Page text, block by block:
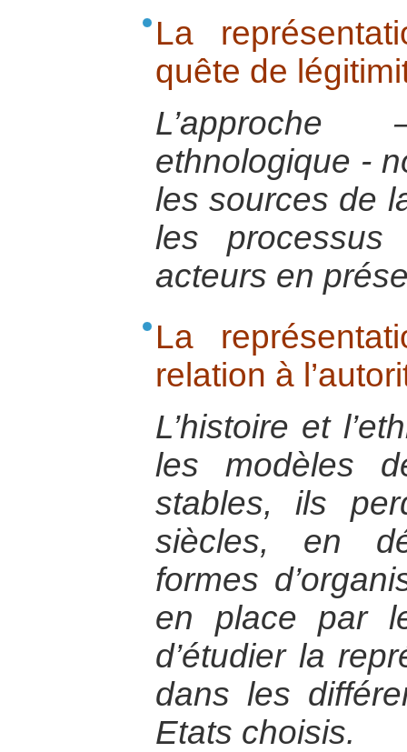
La
quête de
ethnologique -
les sources de
les processus
acteurs en
La
relation à
L’histoire et
les modèles
stables, ils
siècles, en
formes
en place par
d’étudier la
dans les
Etats choisis.